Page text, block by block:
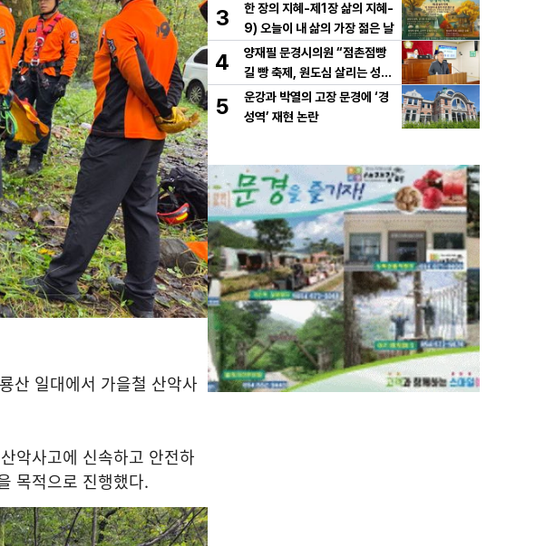
산 일대에서 가을철 산악사
악사고에 신속하고 안전하
목적으로 진행했다.
3
한 장의 지혜-제1장 삶의 지혜-
9) 오늘이 내 삶의 가장 젊은 날
4
양재필 문경시의원 “점촌점빵
길 빵 축제, 원도심 살리는 성장
전략으로 키워야”
5
운강과 박열의 고장 문경에 ‘경
성역’ 재현 논란